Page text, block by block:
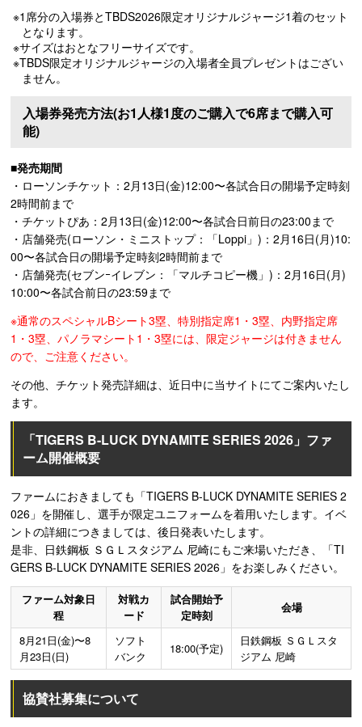
※1席分の入場券とTBDS2026限定オリジナルジャージ1着のセット
となります。
※サイズはおとなフリーサイズです。
※TBDS限定オリジナルジャージの入場者全員プレゼントはござい
ません。
入場券発売方法(お1人様1度のご購入で6席まで購入可
能)
■発売期間
・ローソンチケット：2月13日(金)12:00〜各試合日の開場予定時刻
2時間前まで
・チケットぴあ：2月13日(金)12:00〜各試合日前日の23:00まで
・店舗発売(ローソン・ミニストップ：「Loppi」)：2月16日(月)10:
00〜各試合日の開場予定時刻2時間前まで
・店舗発売(セブンｰイレブン：「マルチコピー機」)：2月16日(月)
10:00〜各試合前日の23:59まで
※通常のスペシャルBシート3塁、特別指定席1・3塁、内野指定席
1・3塁、パノラマシート1・3塁には、限定ジャージは付きません
ので、ご注意ください。
その他、チケット発売詳細は、近日中に当サイトにてご案内いたし
ます。
「TIGERS B-LUCK DYNAMITE SERIES 2026」ファ
ーム開催概要
ファームにおきましても「TIGERS B-LUCK DYNAMITE SERIES 2
026」を開催し、選手が限定ユニフォームを着用いたします。イベ
ントの詳細につきましては、後日発表いたします。
是非、日鉄鋼板 ＳＧＬスタジアム 尼崎にもご来場いただき、「TI
GERS B-LUCK DYNAMITE SERIES 2026」をお楽しみください。
ファーム対象日
程
対戦カ
ード
試合開始予
定時刻
会場
8月21日(金)〜8
月23日(日)
ソフト
バンク
18:00(予定)
日鉄鋼板 ＳＧＬスタ
ジアム 尼崎
協賛社募集について